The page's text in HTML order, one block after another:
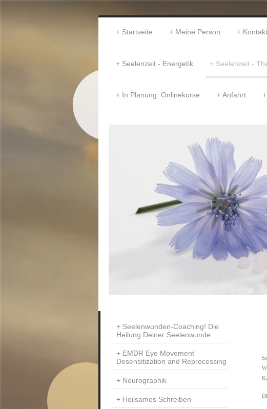
Startseite Meine Person Kontakt
Seelenzeit - Energetik Seelenzeit -
In Planung: Onlinekurse Anfahrt
Seelenwunden-Coaching! Die
Heilung Deiner Seelenwunde
EMDR Eye Movement
Desensitization and Reprocessing
Neurographik
Heilsames Schreiben